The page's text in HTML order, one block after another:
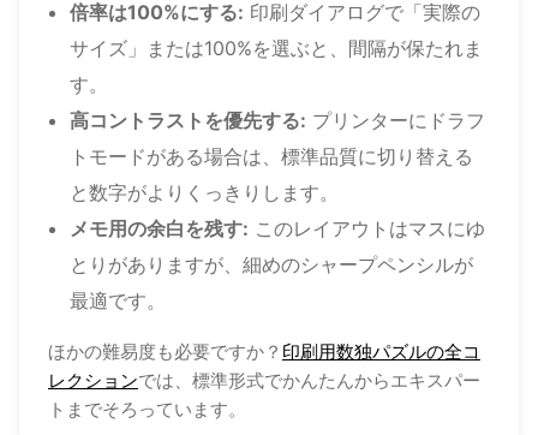
倍率は100%にする: 印刷ダイアログで「実際の
サイズ」または100%を選ぶと、間隔が保たれま
す。
高コントラストを優先する: プリンターにドラフ
トモードがある場合は、標準品質に切り替える
と数字がよりくっきりします。
メモ用の余白を残す: このレイアウトはマスにゆ
とりがありますが、細めのシャープペンシルが
最適です。
ほかの難易度も必要ですか？ 印刷用数独パズルの全コ
レクションでは、標準形式でかんたんからエキスパー
トまでそろっています。